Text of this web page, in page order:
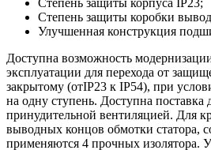
Степень защиты коробки
Улучшенная конструкция
Доступна возможность
эксплуатации для перехода от
закрытому (отIP23 к IP54), при
на одну ступень. Доступна
принудительной вентиляцией. Для
выводных концов обмотки статора,
применяются 4 прочных изолятора.